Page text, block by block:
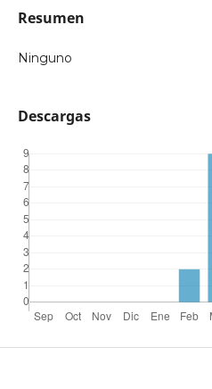
Resumen
Ninguno
Descargas